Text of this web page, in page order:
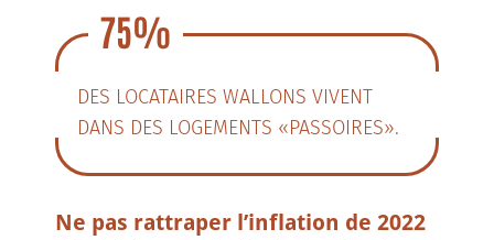
75%
DES LOCATAIRES WALLONS VIVENT
DANS DES LOGEMENTS «PASSOIRES».
Ne pas rattraper l’inflation de 2022